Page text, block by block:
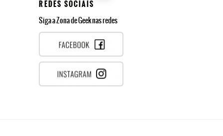
REDES SOCIAIS
Siga a Zona de Geek nas redes